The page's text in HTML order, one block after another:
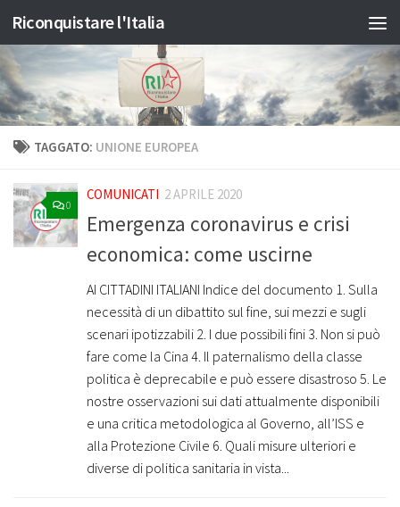
Salta al contenuto
Riconquistare l'Italia
TAGGATO: UNIONE EUROPEA
0
COMUNICATI 2 APRILE 2020
Emergenza coronavirus e crisi
economica: come uscirne
AI CITTADINI ITALIANI Indice del documento 1. Sulla
necessità di un dibattito sul fine, sui mezzi e sugli
scenari ipotizzabili 2. I due possibili fini 3. Non si può
fare come la Cina 4. Il paternalismo della classe
politica è deprecabile e può essere disastroso 5. Le
nostre osservazioni sui dati attualmente disponibili
e una critica metodologica al Governo, all’ISS e
alla Protezione Civile 6. Quali misure ulteriori e
diverse di politica sanitaria in vista...